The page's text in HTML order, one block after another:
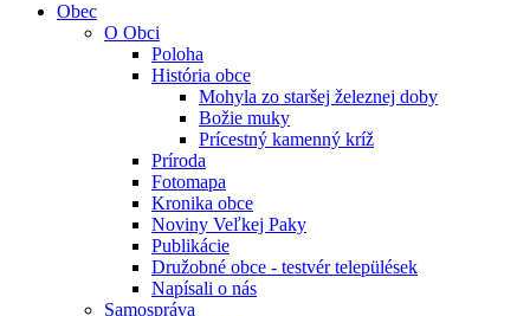
Obec
O Obci
Poloha
História obce
Mohyla zo staršej železnej doby
Božie muky
Prícestný kamenný kríž
Príroda
Fotomapa
Kronika obce
Noviny Veľkej Paky
Publikácie
Družobné obce - testvér települések
Napísali o nás
Samospráva